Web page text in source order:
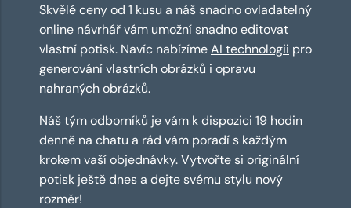
Skvělé ceny od 1 kusu a náš snadno ovladatelný
online návrhářvám umožní snadno editovat
vlastní potisk. Navíc nabízímeAI technologii pro
generování vlastních obrázků i opravu
nahraných obrázků.
Náš tým odborníků je vám k dispozici 19 hodin
denně na chatu a rád vám poradí s každým
krokem vaší objednávky. Vytvořte si originální
potisk ještě dnes a dejte svému stylu nový
rozměr!